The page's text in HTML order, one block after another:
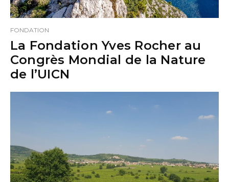
FONDATION
La Fondation Yves Rocher au
Congrès Mondial de la Nature
de l’UICN